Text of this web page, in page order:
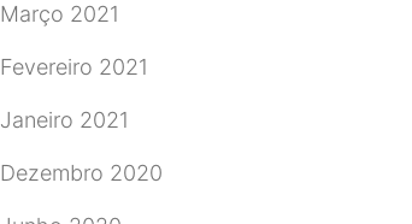
Março 2021
Fevereiro 2021
Janeiro 2021
Dezembro 2020